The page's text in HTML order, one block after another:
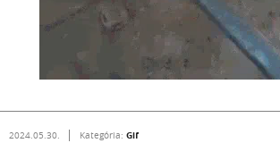
2024.05.30. Kategória: Gif